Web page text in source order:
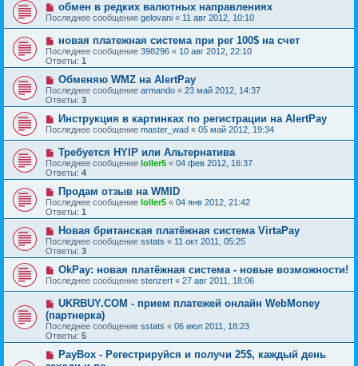
обмен в редких валютных направлениях
Последнее сообщение gelovani « 11 авг 2012, 10:10
новая платежная система при рег 100$ на счет
Последнее сообщение 398296 « 10 авг 2012, 22:10
Ответы: 1
Обменяю WMZ на AlertPay
Последнее сообщение armando « 23 май 2012, 14:37
Ответы: 3
Инструкция в картинках по регистрации на AlertPay
Последнее сообщение master_wad « 05 май 2012, 19:34
Требуется HYIP или Альтернатива
Последнее сообщение loller5 « 04 фев 2012, 16:37
Ответы: 4
Продам отзыв на WMID
Последнее сообщение loller5 « 04 янв 2012, 21:42
Ответы: 1
Новая британская платёжная система VirtaPay
Последнее сообщение sstats « 11 окт 2011, 05:25
Ответы: 3
OkPay: новая платёжная система - новые возможности!
Последнее сообщение stenzert « 27 авг 2011, 18:06
UKRBUY.COM - прием платежей онлайн WebMoney
(партнерка)
Последнее сообщение sstats « 06 июл 2011, 18:23
Ответы: 5
PayBox - Регестрируйся и получи 25$, каждый день